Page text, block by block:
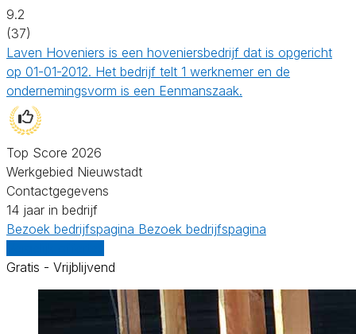
9.2
(37)
Laven Hoveniers is een hoveniersbedrijf dat is opgericht
op 01-01-2012. Het bedrijf telt 1 werknemer en de
ondernemingsvorm is een Eenmanszaak.
Top Score 2026
Werkgebied Nieuwstadt
Contactgegevens
14 jaar in bedrijf
Bezoek bedrijfspagina Bezoek bedrijfspagina
Gratis - Vrijblijvend